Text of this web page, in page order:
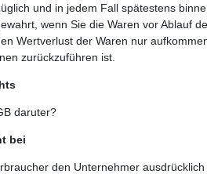
und in jedem Fall spätestens
wenn Sie die Waren vor Ablauf
Wertverlust der Waren nur
zurückzuführen ist.
daruter?
bei
den Unternehmer